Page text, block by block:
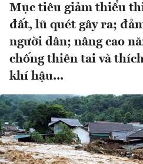
Mục tiêu giảm thiểu
đất, lũ quét gây ra;
người dân; nâng cao
chống thiên tai và
khí hậu...